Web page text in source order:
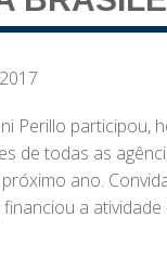
Perillo participou,
de todas as
ano.
a